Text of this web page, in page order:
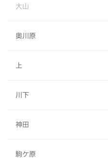
大山
奥川原
上
川下
神田
駒ケ原